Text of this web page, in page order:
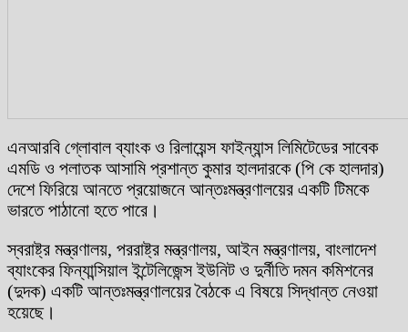
এনআরবি গ্লোবাল ব্যাংক ও রিলায়েন্স ফাইন্যান্স লিমিটেডের সাবেক
এমডি ও পলাতক আসামি প্রশান্ত কুমার হালদারকে (পি কে হালদার)
দেশে ফিরিয়ে আনতে প্রয়োজনে আন্তঃমন্ত্রণালয়ের একটি টিমকে
ভারতে পাঠানো হতে পারে।
স্বরাষ্ট্র মন্ত্রণালয়, পররাষ্ট্র মন্ত্রণালয়, আইন মন্ত্রণালয়, বাংলাদেশ
ব্যাংকের ফিন্যান্সিয়াল ইন্টেলিজেন্স ইউনিট ও দুর্নীতি দমন কমিশনের
(দুদক) একটি আন্তঃমন্ত্রণালয়ের বৈঠকে এ বিষয়ে সিদ্ধান্ত নেওয়া
হয়েছে।